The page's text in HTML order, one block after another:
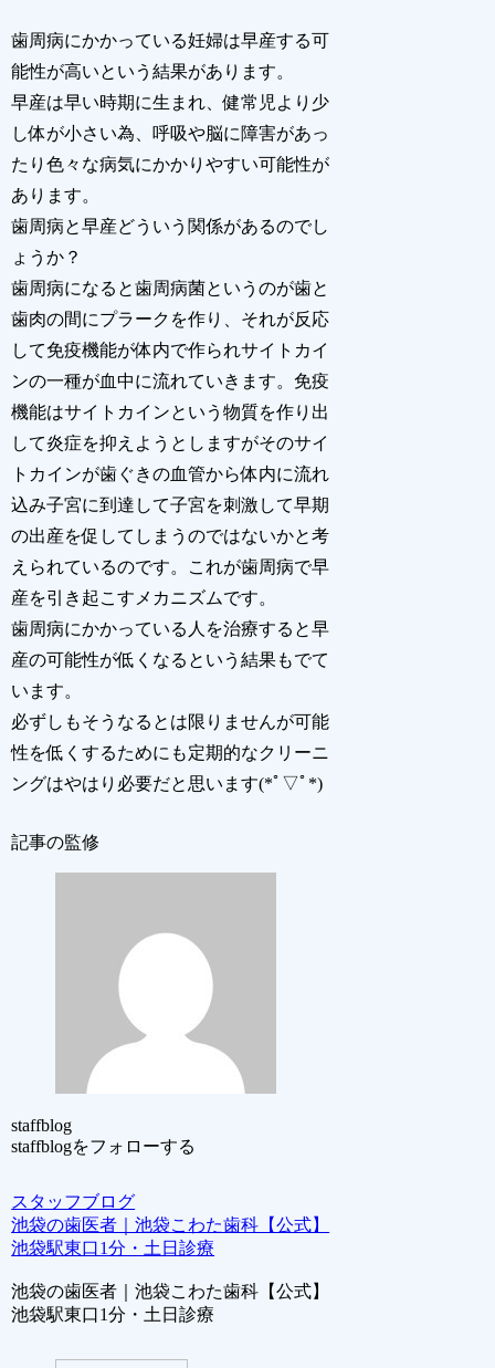
歯周病にかかっている妊婦は早産する可
能性が高いという結果があります。
早産は早い時期に生まれ、健常児より少
し体が小さい為、呼吸や脳に障害があっ
たり色々な病気にかかりやすい可能性が
あります。
歯周病と早産どういう関係があるのでし
ょうか？
歯周病になると歯周病菌というのが歯と
歯肉の間にプラークを作り、それが反応
して免疫機能が体内で作られサイトカイ
ンの一種が血中に流れていきます。免疫
機能はサイトカインという物質を作り出
して炎症を抑えようとしますがそのサイ
トカインが歯ぐきの血管から体内に流れ
込み子宮に到達して子宮を刺激して早期
の出産を促してしまうのではないかと考
えられているのです。これが歯周病で早
産を引き起こすメカニズムです。
歯周病にかかっている人を治療すると早
産の可能性が低くなるという結果もでて
います。
必ずしもそうなるとは限りませんが可能
性を低くするためにも定期的なクリーニ
ングはやはり必要だと思います(*ﾟ▽ﾟ*)
記事の監修
staffblog
staffblogをフォローする
スタッフブログ
池袋の歯医者｜池袋こわた歯科【公式】
池袋駅東口1分・土日診療
池袋の歯医者｜池袋こわた歯科【公式】
池袋駅東口1分・土日診療